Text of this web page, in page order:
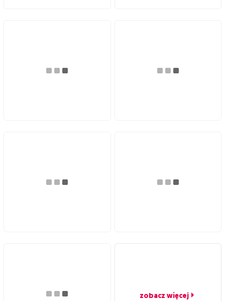
zobacz więcej